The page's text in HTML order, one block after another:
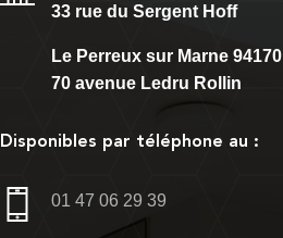
33 rue du Sergent Hoff
Le Perreux sur Marne 94170
70 avenue Ledru Rollin
Disponibles par téléphone au :
01 47 06 29 39